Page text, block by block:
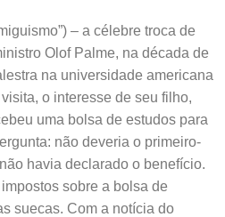
– a célebre troca de
Olof Palme, na década de
na universidade americana
o interesse de seu filho,
uma bolsa de estudos para
não deveria o primeiro-
havia declarado o benefício.
sobre a bolsa de
suecas. Com a notícia do